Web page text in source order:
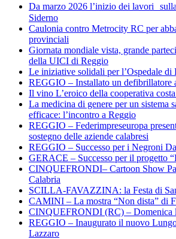
Da marzo 2026 l’inizio dei lavori
Siderno
Caulonia contro Metrocity RC per
provinciali
Giornata mondiale vista, grande
della UICI di Reggio
Le iniziative solidali per l’Ospedale di
REGGIO – Installato un defibrillatore
Il vino L’eroico della cooperativa
La medicina di genere per un sistema
efficace: l’incontro a Reggio
REGGIO – Federimpreseuropa
sostegno delle aziende calabresi
REGGIO – Successo per i Negroni
GERACE – Successo per il progetto
CINQUEFRONDI– Cartoon Show
Calabria
SCILLA-FAVAZZINA: la Festa di
CAMINI – La mostra “Non dista” di
CINQUEFRONDI (RC) – Domenica
REGGIO – Inaugurato il nuovo
Lazzaro